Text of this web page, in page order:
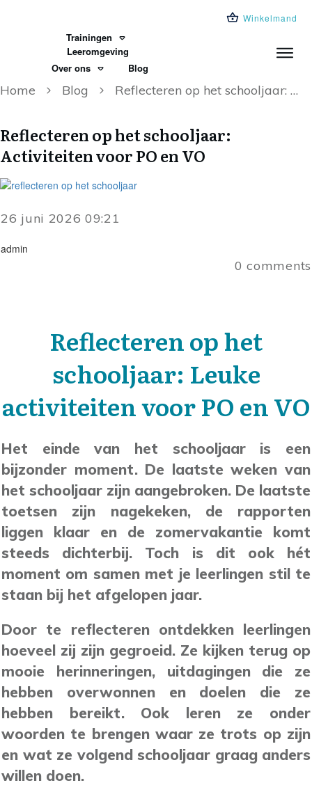
Winkelmand
Trainingen
Leeromgeving
Over ons
Blog
Home Blog Reflecteren op het schooljaar: Activiteiten voor PO en VO
Reflecteren op het schooljaar:
Activiteiten voor PO en VO
26 juni 2026 09:21
admin
0 comments
Reflecteren op het
schooljaar: Leuke
activiteiten voor PO en VO
Het einde van het schooljaar is een
bijzonder moment. De laatste weken van
het schooljaar zijn aangebroken. De laatste
toetsen zijn nagekeken, de rapporten
liggen klaar en de zomervakantie komt
steeds dichterbij. Toch is dit ook hét
moment om samen met je leerlingen stil te
staan bij het afgelopen jaar.
Door te reflecteren ontdekken leerlingen
hoeveel zij zijn gegroeid. Ze kijken terug op
mooie herinneringen, uitdagingen die ze
hebben overwonnen en doelen die ze
hebben bereikt. Ook leren ze onder
woorden te brengen waar ze trots op zijn
en wat ze volgend schooljaar graag anders
willen doen.